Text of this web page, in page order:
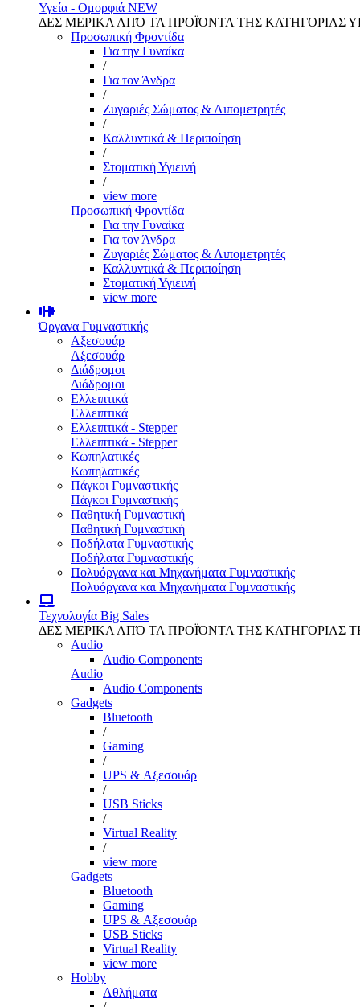
Υγεία - Ομορφιά NEW
ΔΕΣ ΜΕΡΙΚΑ ΑΠΌ ΤΑ ΠΡΟΪΌΝΤΑ ΤΗΣ ΚΑΤΗΓΟΡΙΑΣ
Προσωπική Φροντίδα
Για την Γυναίκα
/
Για τον Άνδρα
/
Ζυγαριές Σώματος & Λιπομετρητές
/
Καλλυντικά & Περιποίηση
/
Στοματική Υγιεινή
/
view more
Προσωπική Φροντίδα
Για την Γυναίκα
Για τον Άνδρα
Ζυγαριές Σώματος & Λιπομετρητές
Καλλυντικά & Περιποίηση
Στοματική Υγιεινή
view more
Όργανα Γυμναστικής
Αξεσουάρ
Αξεσουάρ
Διάδρομοι
Διάδρομοι
Ελλειπτικά
Ελλειπτικά
Ελλειπτικά - Stepper
Ελλειπτικά - Stepper
Κωπηλατικές
Κωπηλατικές
Πάγκοι Γυμναστικής
Πάγκοι Γυμναστικής
Παθητική Γυμναστική
Παθητική Γυμναστική
Ποδήλατα Γυμναστικής
Ποδήλατα Γυμναστικής
Πολυόργανα και Μηχανήματα Γυμναστικής
Πολυόργανα και Μηχανήματα Γυμναστικής
Τεχνολογία Big Sales
ΔΕΣ ΜΕΡΙΚΑ ΑΠΌ ΤΑ ΠΡΟΪΌΝΤΑ ΤΗΣ ΚΑΤΗΓΟΡΙΑΣ
Audio
Audio Components
Audio
Audio Components
Gadgets
Bluetooth
/
Gaming
/
UPS & Αξεσουάρ
/
USB Sticks
/
Virtual Reality
/
view more
Gadgets
Bluetooth
Gaming
UPS & Αξεσουάρ
USB Sticks
Virtual Reality
view more
Hobby
Αθλήματα